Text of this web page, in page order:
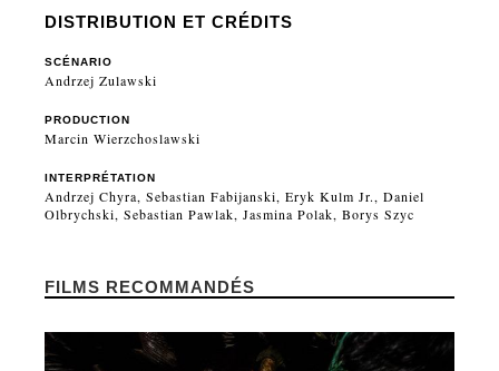
DISTRIBUTION ET CRÉDITS
SCÉNARIO
Andrzej Zulawski
PRODUCTION
Marcin Wierzchoslawski
INTERPRÉTATION
Andrzej Chyra, Sebastian Fabijanski, Eryk Kulm Jr., Daniel
Olbrychski, Sebastian Pawlak, Jasmina Polak, Borys Szyc
FILMS RECOMMANDÉS